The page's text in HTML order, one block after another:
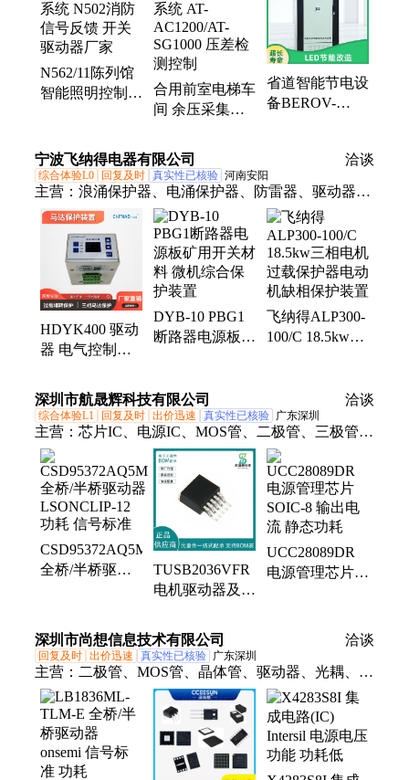
N562/11陈列馆
智能照明控制系
动器厂家
合用前室电梯车
间 余压采集系
AC1200/AT-
SG1000 压差检
测控制
省道智能节电设
备BEROV-
宁波飞纳得电器有限公司 洽谈
综合体验L0 回复及时 真实性已核验 河南安阳
主营： 浪涌保护器、电涌保护器、防雷器、驱动器、
避雷器、电机保护器、电动机保护器、马达保护器、
水泵保护器、缺相保护器、相序保护器、相序继电
器、压缩机控制、缺相与相序继电器、电源保护器、
电压表、电流表
HDYK400 驱动
器 电气控制装
器微机照明信号
DYB-10 PBG1
断路器电源板矿
飞纳得ALP300-
100/C 18.5kw三
深圳市航晟辉科技有限公司 洽谈
综合体验L1 回复及时 出价迅速 真实性已核验 广东深圳
主营： 芯片IC、电源IC、MOS管、二极管、三极管、
单片机、继电器、模块、连接器、滤波器、传感器、
BOM配单
CSD95372AQ5M
全桥/半桥驱动
准
TUSB2036VFR
电机驱动器及控
32(7x7) 信号标
准
UCC28089DR
电源管理芯片
深圳市尚想信息技术有限公司
洽谈
回复及时 出价迅速 真实性已核验 广东深圳
主营： 二极管、MOS管、晶体管、驱动器、光耦、传
感器、稳压器、电源芯片、转换器、放大器、存储芯
片、逻辑IC、除湿器、缓冲器、控制器、收发器、比
较器、以太网 IC、衰减器、连接器、电容器、烧录
器、触发器、场效应管MOSFET、双极晶体管